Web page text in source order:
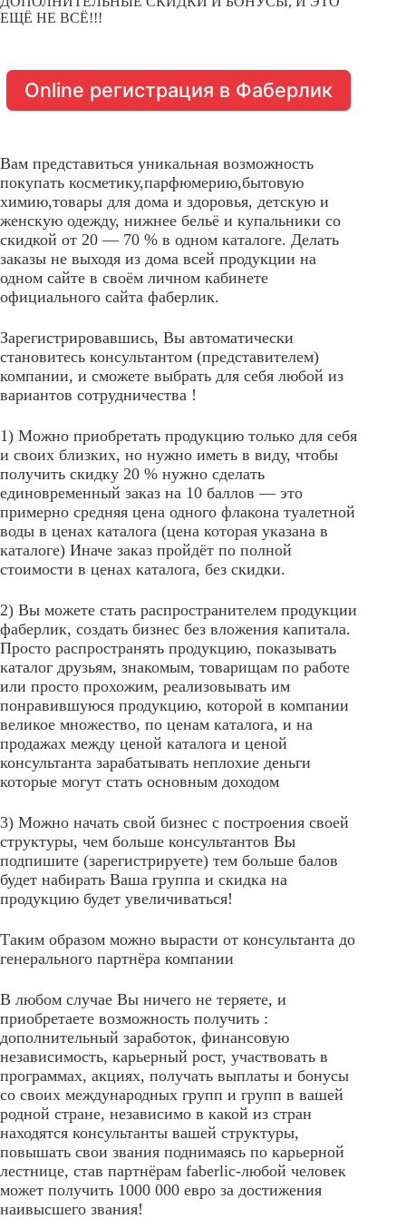
ЕЩЁ НЕ ВСЁ!!!
Online регистрация в Фаберлик
Вам представиться уникальная возможность
покупать косметику,парфюмерию,бытовую
химию,товары для дома и здоровья, детскую и
женскую одежду, нижнее бельё и купальники со
скидкой от 20 — 70 % в одном каталоге. Делать
заказы не выходя из дома всей продукции на
одном сайте в своём личном кабинете
официального сайта фаберлик.
Зарегистрировавшись, Вы автоматически
становитесь консультантом (представителем)
компании, и сможете выбрать для себя любой из
вариантов сотрудничества !
1) Можно приобретать продукцию только для себя
и своих близких, но нужно иметь в виду, чтобы
получить скидку 20 % нужно сделать
единовременный заказ на 10 баллов — это
примерно средняя цена одного флакона туалетной
воды в ценах каталога (цена которая указана в
каталоге) Иначе заказ пройдёт по полной
стоимости в ценах каталога, без скидки.
2) Вы можете стать распространителем продукции
фаберлик, создать бизнес без вложения капитала.
Просто распространять продукцию, показывать
каталог друзьям, знакомым, товарищам по работе
или просто прохожим, реализовывать им
понравившуюся продукцию, которой в компании
великое множество, по ценам каталога, и на
продажах между ценой каталога и ценой
консультанта зарабатывать неплохие деньги
которые могут стать основным доходом
3) Можно начать свой бизнес с построения своей
структуры, чем больше консультантов Вы
подпишите (зарегистрируете) тем больше балов
будет набирать Ваша группа и скидка на
продукцию будет увеличиваться!
Таким образом можно вырасти от консультанта до
генерального партнёра компании
В любом случае Вы ничего не теряете, и
приобретаете возможность получить :
дополнительный заработок, финансовую
независимость, карьерный рост, участвовать в
программах, акциях, получать выплаты и бонусы
со своих международных групп и групп в вашей
родной стране, независимо в какой из стран
находятся консультанты вашей структуры,
повышать свои звания поднимаясь по карьерной
лестнице, став партнёрам faberlic-любой человек
может получить 1000 000 евро за достижения
наивысшего звания!